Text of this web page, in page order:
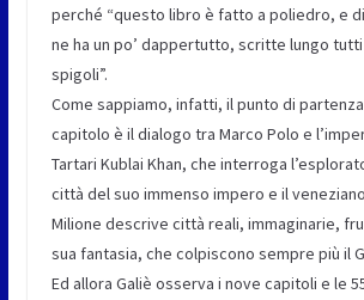
perché “questo libro è fatto a poliedro, e
ne ha un po’ dappertutto, scritte lungo
spigoli”.
Come sappiamo, infatti, il punto di
capitolo è il dialogo tra Marco Polo e
Tartari Kublai Khan, che interroga
città del suo immenso impero e il
Milione descrive città reali, immaginarie,
sua fantasia, che colpiscono sempre più il
Ed allora Galiè osserva i nove capitoli e le